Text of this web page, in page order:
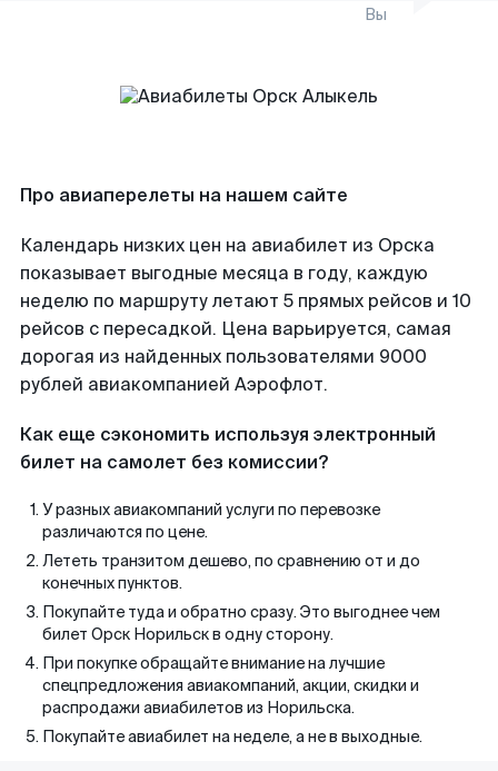
Вы
Про авиаперелеты на нашем сайте
Календарь низких цен на авиабилет из Орска
показывает выгодные месяца в году, каждую
неделю по маршруту летают 5 прямых рейсов и 10
рейсов с пересадкой. Цена варьируется, самая
дорогая из найденных пользователями 9000
рублей авиакомпанией Аэрофлот.
Как еще сэкономить используя электронный
билет на самолет без комиссии?
У разных авиакомпаний услуги по перевозке
различаются по цене.
Лететь транзитом дешево, по сравнению от и до
конечных пунктов.
Покупайте туда и обратно сразу. Это выгоднее чем
билет Орск Норильск в одну сторону.
При покупке обращайте внимание на лучшие
спецпредложения авиакомпаний, акции, скидки и
распродажи авиабилетов из Норильска.
Покупайте авиабилет на неделе, а не в выходные.